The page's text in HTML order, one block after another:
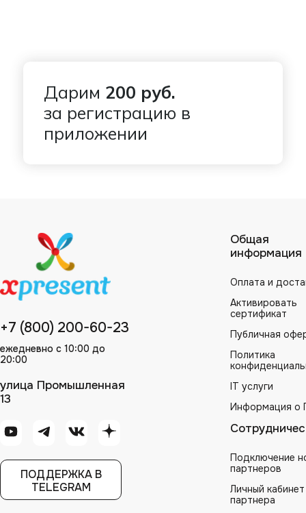
Дарим 200 руб.
за регистрацию в
приложении
+7 (800) 200-60-23
ежедневно с 10:00 до
20:00
улица Промышленная
13
ПОДДЕРЖКА В
TELEGRAM
Общая
информация
Оплата и
Активировать
сертификат
Публичная
Политика
IT услуги
Информация о
Подключение
партнеров
Личный кабинет
партнера